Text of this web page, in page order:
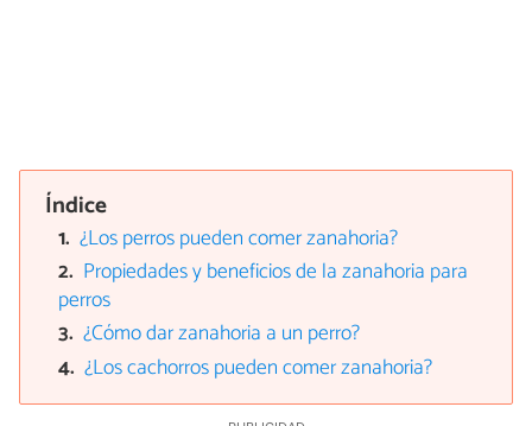
Índice
¿Los perros pueden comer zanahoria?
Propiedades y beneficios de la zanahoria para
perros
¿Cómo dar zanahoria a un perro?
¿Los cachorros pueden comer zanahoria?